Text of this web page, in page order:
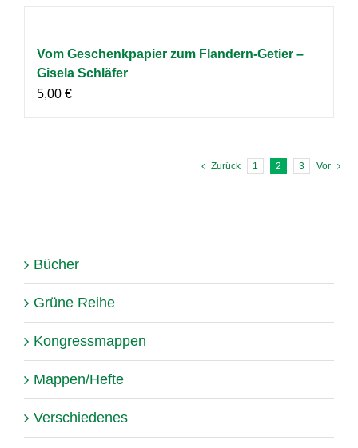
Vom Geschenkpapier zum Flandern-Getier –
Gisela Schläfer
5,00 €
Zurück 1 2 3 Vor
Bücher
Grüne Reihe
Kongressmappen
Mappen/Hefte
Verschiedenes